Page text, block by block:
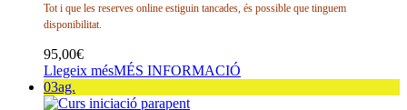
Tot i que les reserves online estiguin tancades, és possible que tinguem
disponibilitat.
95,00€
Llegeix mésMÉS INFORMACIÓ
03ag.